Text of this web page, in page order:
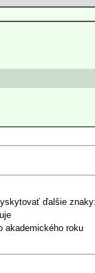
ďalšie
akademického roku